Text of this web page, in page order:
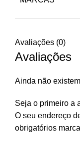
Avaliações (0)
Avaliações
Ainda não
Seja o primeiro a
O seu endereço
obrigatórios